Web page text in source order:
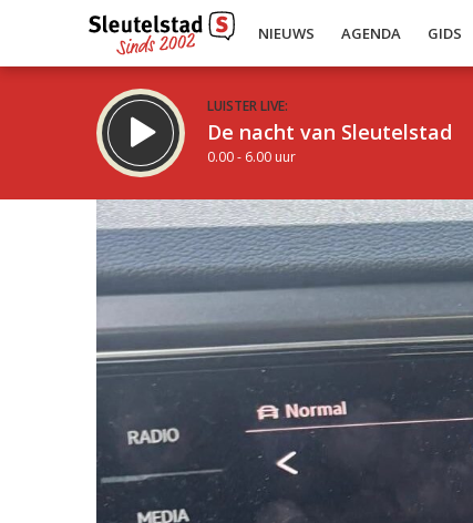
NIEUWS AGENDA GIDS
LUISTER LIVE:
De nacht van Sleutelstad
0.00 - 6.00 uur